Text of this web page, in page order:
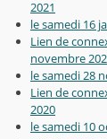
2021
le samedi 16
Lien de
novembre
le samedi 28
Lien de
2020
le samedi 10